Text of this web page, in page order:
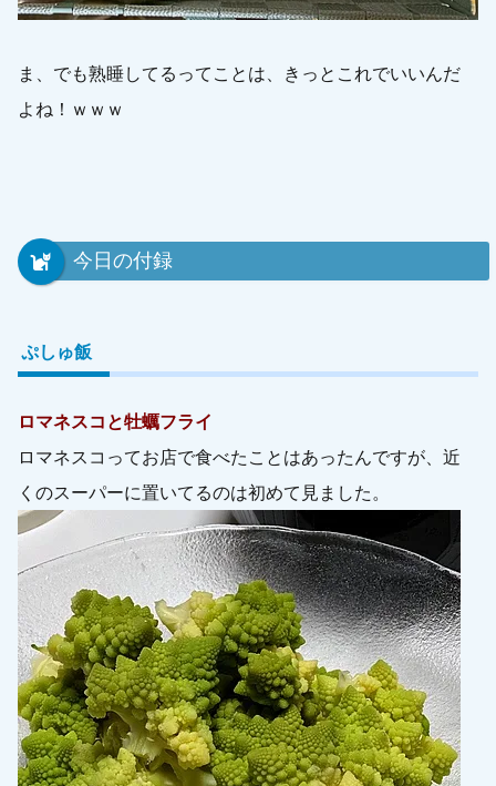
ま、でも熟睡してるってことは、きっとこれでいいんだ
よね！ｗｗｗ
今日の付録
ぷしゅ飯
ロマネスコと牡蠣フライ
ロマネスコってお店で食べたことはあったんですが、近
くのスーパーに置いてるのは初めて見ました。